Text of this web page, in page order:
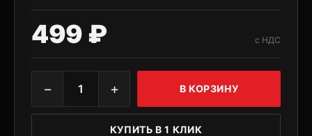
499 ₽ с НДС
− 1 + В КОРЗИНУ
КУПИТЬ В 1 КЛИК